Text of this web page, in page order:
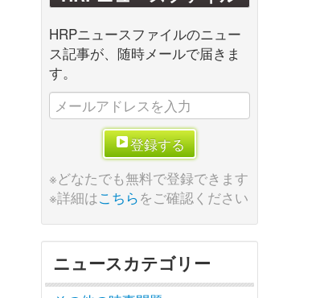
HRPニュースファイルのニュー
ス記事が、随時メールで届きま
す。
登録する
※どなたでも無料で登録できます
※詳細はこちらをご確認ください
ニュースカテゴリー